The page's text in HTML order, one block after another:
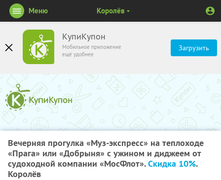
КупиКупон
Мобильное приложение
ещё удобнее
Загрузить
Меню Королёв
Вечерняя прогулка «Муз-экспресс» на теплоходе
«Прага» или «Добрыня» с ужином и диджеем от
судоходной компании «МосФлот».Скидка 10%.
Королёв